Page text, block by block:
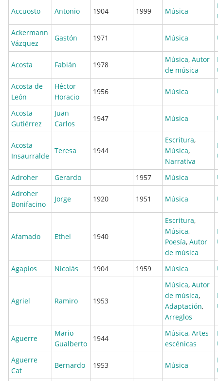
Accuosto Antonio 1904 1999 Música
Ackermann
Vázquez
Gastón 1971 Música
Acosta Fabián 1978
Música, Autor
de música
Acosta de
León
Héctor
Horacio
1956 Música
Acosta
Gutiérrez
Juan
Carlos
1947 Música
Acosta
Insaurralde
Teresa 1944
Escritura,
Música,
Narrativa
Adroher Gerardo 1957 Música
Adroher
Bonifacino
Jorge 1920 1951 Música
Afamado Ethel 1940
Escritura,
Música,
Poesía, Autor
de música
Agapios Nicolás 1904 1959 Música
Agriel Ramiro 1953
Música, Autor
de música,
Adaptación,
Arreglos
Aguerre
Mario
Gualberto
1944
Música, Artes
escénicas
Aguerre
Cat
Bernardo 1953 Música